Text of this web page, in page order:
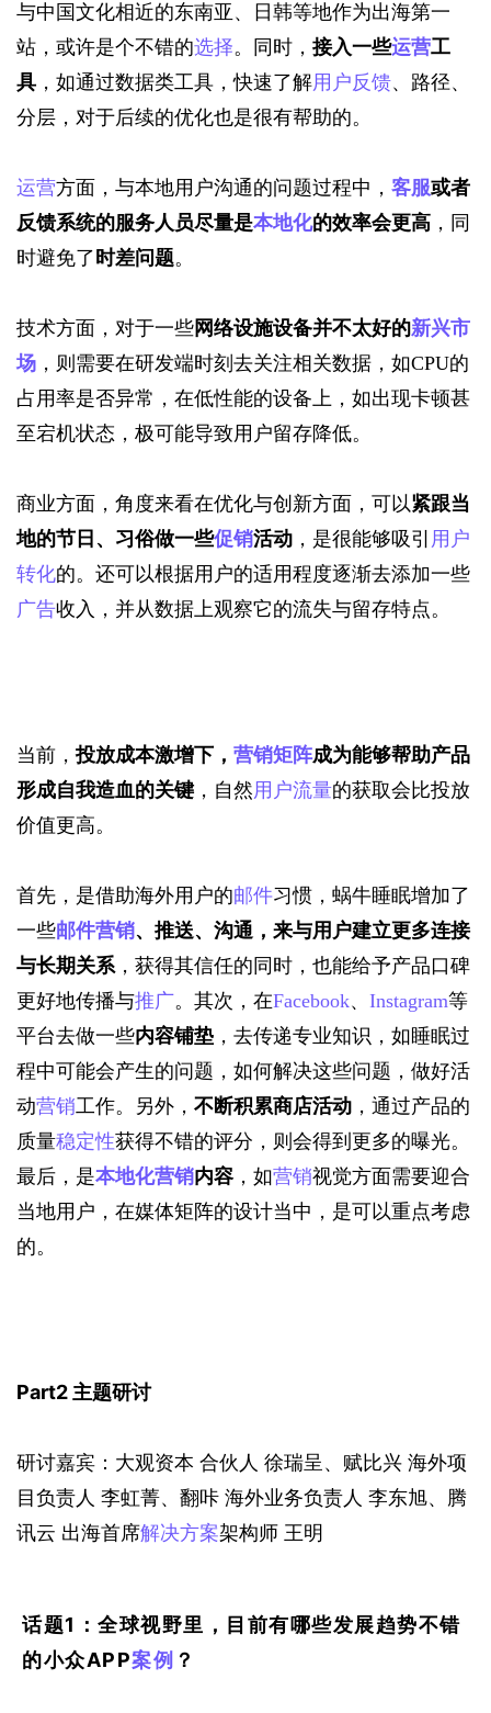
与中国文化相近的东南亚、日韩等地作为出海第一
站，或许是个不错的选择。同时， 接入一些运营工
具 ，如通过数据类工具，快速了解用户反馈、路径、
分层，对于后续的优化也是很有帮助的。
运营方面，与本地用户沟通的问题过程中， 客服或者
反馈系统的服务人员尽量是本地化的效率会更高 ，同
时避免了时差问题。
技术方面，对于一些网络设施设备并不太好的新兴市
场 ，则需要在研发端时刻去关注相关数据，如CPU的
占用率是否异常，在低性能的设备上，如出现卡顿甚
至宕机状态，极可能导致用户留存降低。
商业方面，角度来看在优化与创新方面，可以紧跟当
地的节日、习俗做一些促销活动 ，是很能够吸引 用户
转化的。还可以根据用户的适用程度逐渐去添加一些
广告收入，并从数据上观察它的流失与留存特点。
当前，投放成本激增下， 营销矩阵成为能够帮助产品
形成自我造血的关键，自然用户流量的获取会比投放
价值更高。
首先，是借助海外用户的邮件习惯，蜗牛睡眠增加了
一些邮件营销、推送、 沟通， 来与用户建立更多连接
与长期关系，获得其信任的同时，也能给予产品口碑
更好地传播与推广。其次，在Facebook、 Instagram等
平台去做一些内容铺垫 ，去传递专业知识，如睡眠过
程中可能会产生的问题，如何解决这些问题，做好活
动营销工作。另外， 不断积累商店活动 ，通过产品的
质量稳定性获得不错的评分，则会得到更多的曝光。
最后，是本地化营销内容 ，如营销视觉方面需要迎合
当地用户，在媒体矩阵的设计当中，是可以重点考虑
的。
Part2 主题研讨
研讨嘉宾：大观资本 合伙人 徐瑞呈、赋比兴 海外项
目负责人 李虹菁、翻咔 海外业务负责人 李东旭、腾
讯云 出海首席解决方案架构师 王明
话题1：全球视野里，目前有哪些发展趋势不错
的小众APP案例 ？